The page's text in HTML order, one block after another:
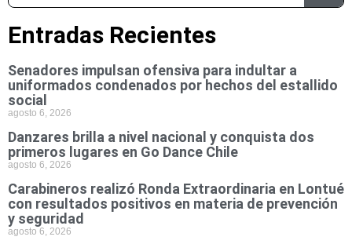
Entradas Recientes
Senadores impulsan ofensiva para indultar a
uniformados condenados por hechos del estallido
social
agosto 6, 2026
Danzares brilla a nivel nacional y conquista dos
primeros lugares en Go Dance Chile
agosto 6, 2026
Carabineros realizó Ronda Extraordinaria en Lontué
con resultados positivos en materia de prevención
y seguridad
agosto 6, 2026